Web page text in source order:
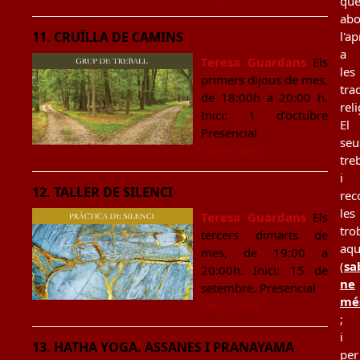
11. CRUÏLLA DE CAMINS
Teresa GuardansEls
primers dijous de mes,
de 18:00h a 20:00 h.
Inici: 1 d’octubre
Presencial
12. TALLER DE SILENCI
Teresa GuardansEls
tercers dimarts de
mes, de 19:00 a
20:00h. Inici: 15 de
setembre. Presencial
13. HATHA YOGA. ASSANES I PRANAYAMA
a
les
El
i
les
(
ne
;
i
per